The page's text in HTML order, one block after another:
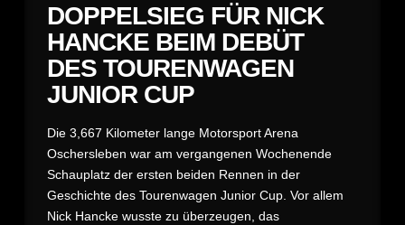
DOPPELSIEG FÜR NICK
HANCKE BEIM DEBÜT
DES TOURENWAGEN
JUNIOR CUP
Die 3,667 Kilometer lange Motorsport Arena
Oschersleben war am vergangenen Wochenende
Schauplatz der ersten beiden Rennen in der
Geschichte des Tourenwagen Junior Cup. Vor allem
Nick Hancke wusste zu überzeugen, das